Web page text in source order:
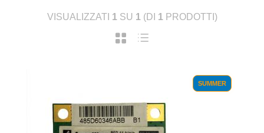
VISUALIZZATI 1 SU 1 (DI 1 PRODOTTI)
SUMMER